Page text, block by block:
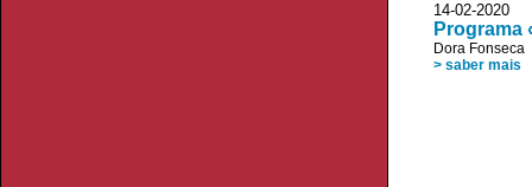
14-02-
Programa
Dora Fonseca
> saber mais